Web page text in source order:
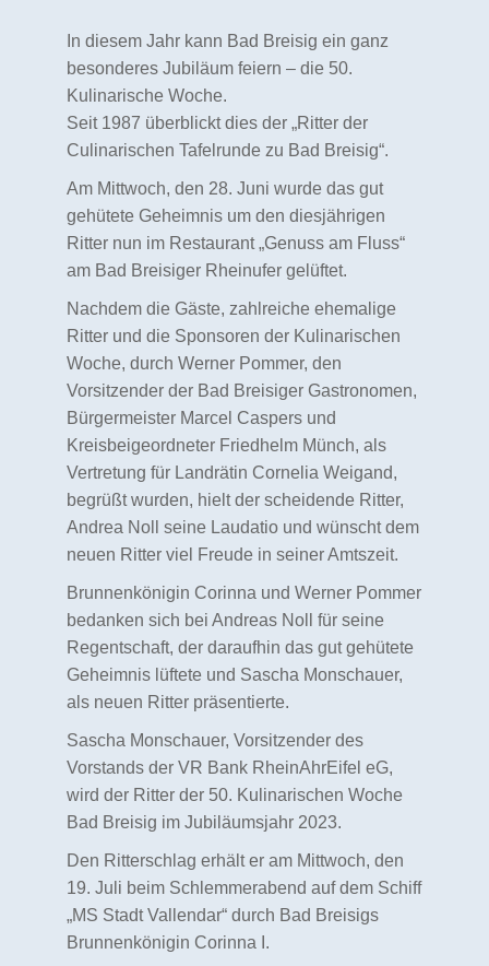
In diesem Jahr kann Bad Breisig ein ganz
besonderes Jubiläum feiern – die 50.
Kulinarische Woche.
Seit 1987 überblickt dies der „Ritter der
Culinarischen Tafelrunde zu Bad Breisig“.
Am Mittwoch, den 28. Juni wurde das gut
gehütete Geheimnis um den diesjährigen
Ritter nun im Restaurant „Genuss am Fluss“
am Bad Breisiger Rheinufer gelüftet.
Nachdem die Gäste, zahlreiche ehemalige
Ritter und die Sponsoren der Kulinarischen
Woche, durch Werner Pommer, den
Vorsitzender der Bad Breisiger Gastronomen,
Bürgermeister Marcel Caspers und
Kreisbeigeordneter Friedhelm Münch, als
Vertretung für Landrätin Cornelia Weigand,
begrüßt wurden, hielt der scheidende Ritter,
Andrea Noll seine Laudatio und wünscht dem
neuen Ritter viel Freude in seiner Amtszeit.
Brunnenkönigin Corinna und Werner Pommer
bedanken sich bei Andreas Noll für seine
Regentschaft, der daraufhin das gut gehütete
Geheimnis lüftete und Sascha Monschauer,
als neuen Ritter präsentierte.
Sascha Monschauer, Vorsitzender des
Vorstands der VR Bank RheinAhrEifel eG,
wird der Ritter der 50. Kulinarischen Woche
Bad Breisig im Jubiläumsjahr 2023.
Den Ritterschlag erhält er am Mittwoch, den
19. Juli beim Schlemmerabend auf dem Schiff
„MS Stadt Vallendar“ durch Bad Breisigs
Brunnenkönigin Corinna I.